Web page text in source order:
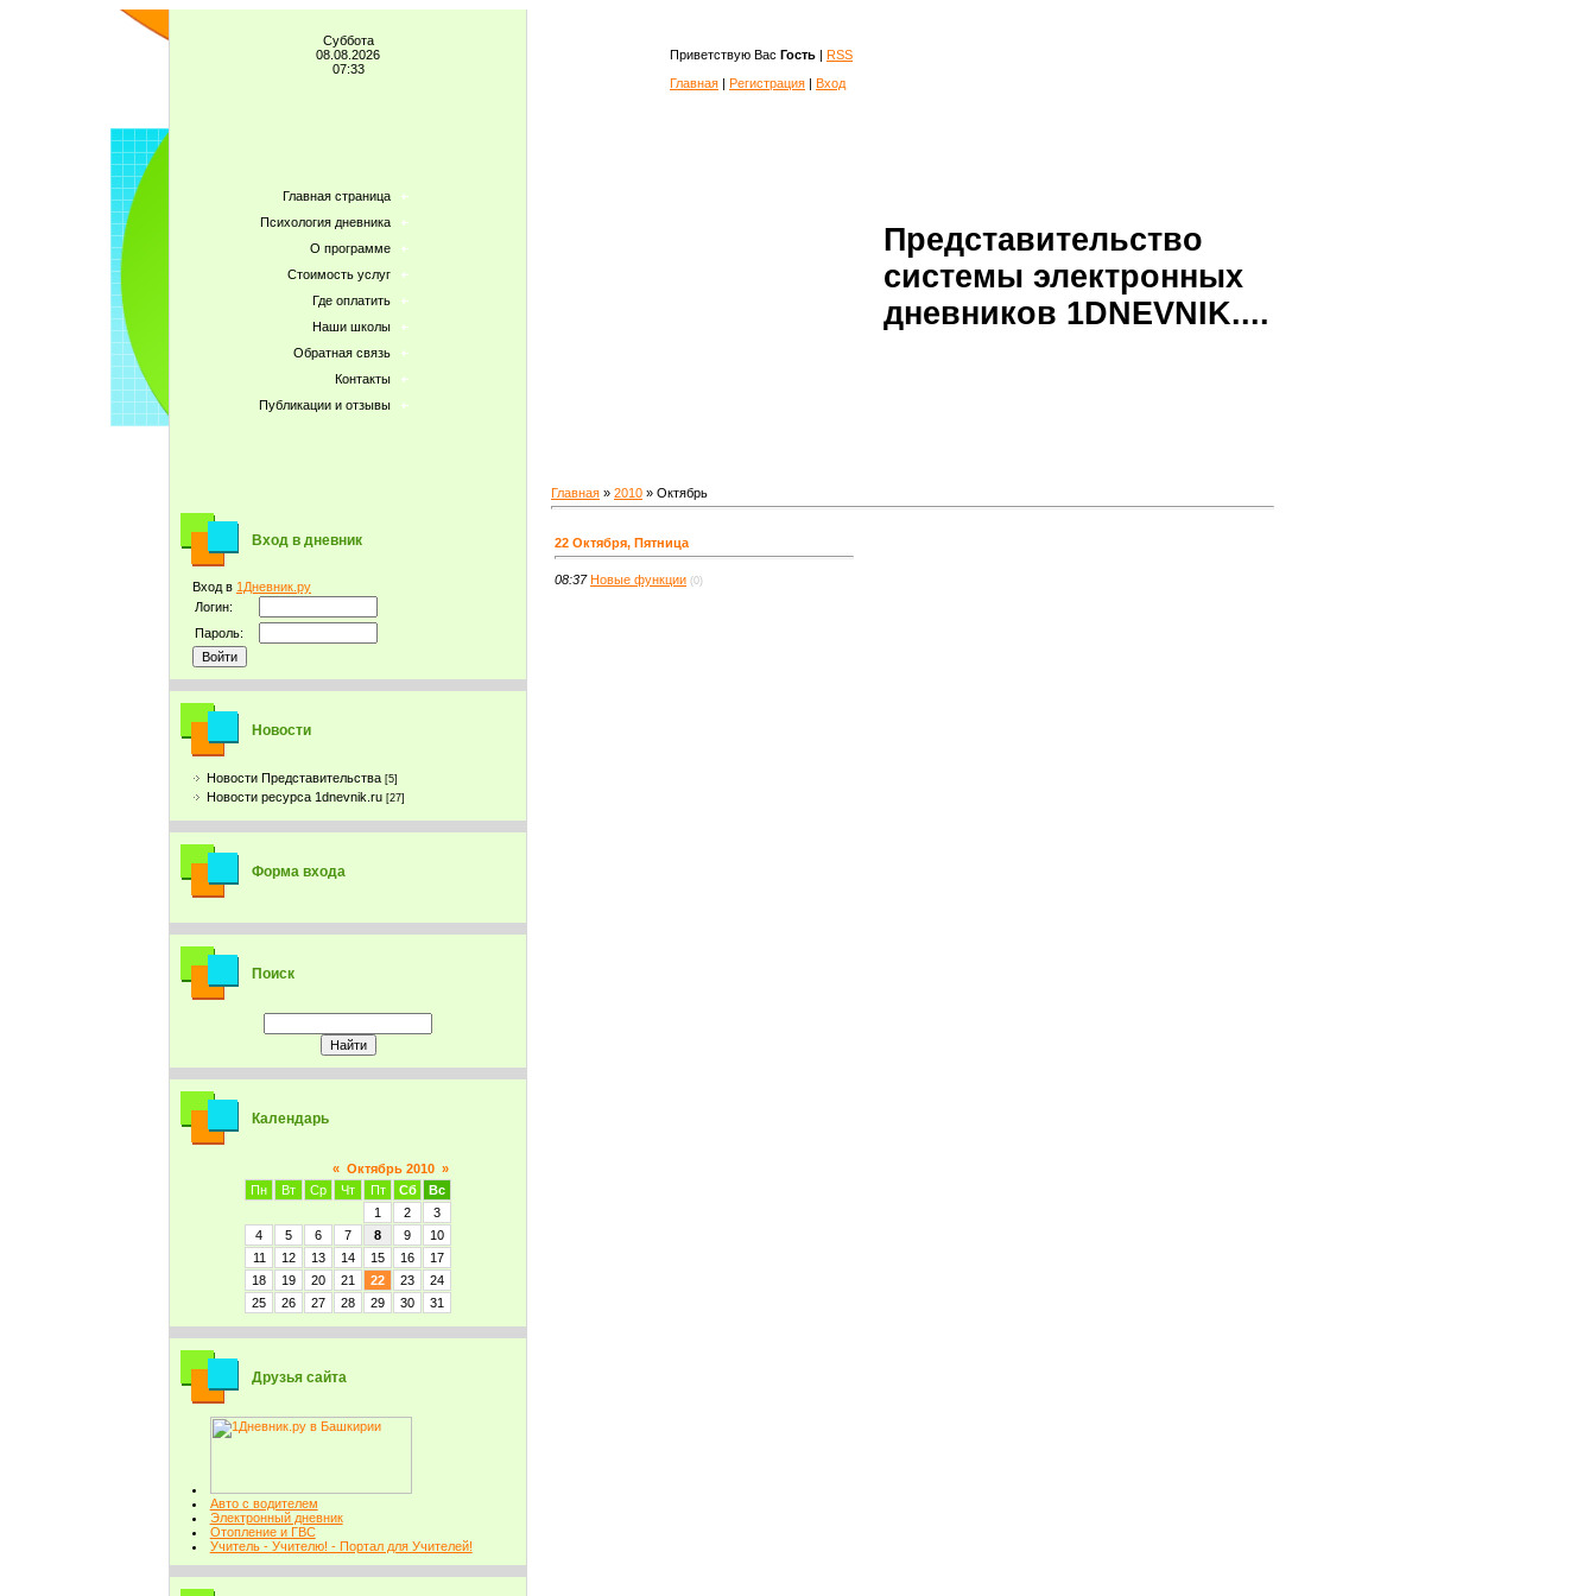
Суббота
08.08.2026
07:33
Главная страница
Психология дневника
О программе
Стоимость услуг
Где оплатить
Наши школы
Обратная связь
Контакты
Публикации и отзывы
Вход в дневник
Вход в 1Дневник.ру
Логин:
Пароль:
Новости
Новости Представительства [5]
Новости ресурса 1dnevnik.ru [27]
Форма входа
Поиск
Календарь
« Октябрь 2010 »
Пн
Вт Ср Чт Пт Сб
Вс
1
2
3
4
5 6 7 8 9
10
11
12 13 14 15 16
17
18
19 20 21 22 23
24
25
26 27 28 29 30 31
Друзья сайта
Авто с водителем
Электронный дневник
Отопление и ГВС
Учитель - Учителю! - Портал для Учителей!
Приветствую Вас Гость | RSS
Главная | Регистрация | Вход
Представительство
системы электронных
дневников 1DNEVNIK....
Главная » 2010 » Октябрь
22 Октября, Пятница
08:37 Новые функции (0)